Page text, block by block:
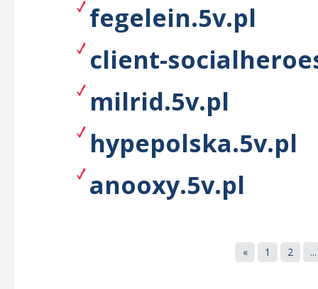
fegelein.5v.pl
client-
milrid.5v.pl
hypepolska.5v.pl
anooxy.5v.pl
« 1 2 ...